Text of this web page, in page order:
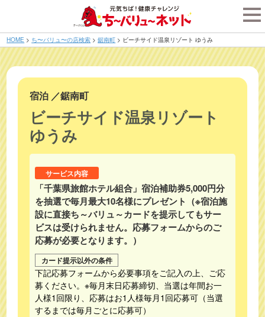
HOME > ち〜バリュ〜の店検索 >鋸南町 > ビーチサイド温泉リゾート ゆうみ
宿泊 ／鋸南町
ビーチサイド温泉リゾート
ゆうみ
サービス内容
「千葉県旅館ホテル組合」宿泊補助券5,000円分
を抽選で毎月最大10名様にプレゼント（※宿泊施
設に直接ち～バリュ～カードを提示してもサー
ビスは受けられません。応募フォームからのご
応募が必要となります。）
カード提示以外の条件
下記応募フォームから必要事項をご記入の上、ご応
募ください。※毎月末日応募締切、当選は年間お一
人様1回限り、応募はお1人様毎月1回応募可（当選
するまでは毎月ごとに応募可）